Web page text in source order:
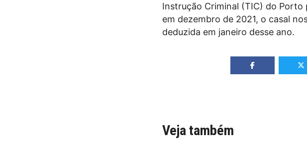
Instrução Criminal (TIC) do
em dezembro de 2021, o casal
deduzida em janeiro desse ano.
Veja também